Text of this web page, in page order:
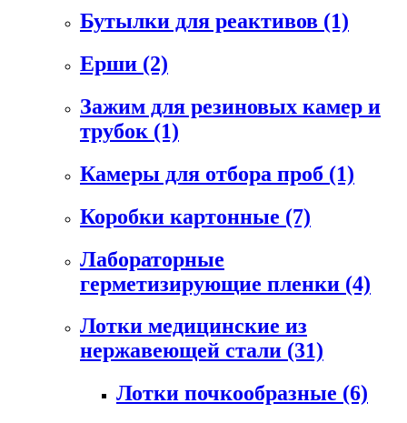
Бутылки для реактивов (1)
Ерши (2)
Зажим для резиновых камер и
трубок (1)
Камеры для отбора проб (1)
Коробки картонные (7)
Лабораторные
герметизирующие пленки (4)
Лотки медицинские из
нержавеющей стали (31)
Лотки почкообразные (6)